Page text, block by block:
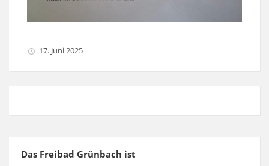
17. Juni 2025
Das Freibad Grünbach ist